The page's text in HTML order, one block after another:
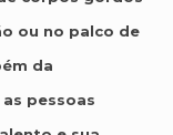
ou no palco de
da
pessoas